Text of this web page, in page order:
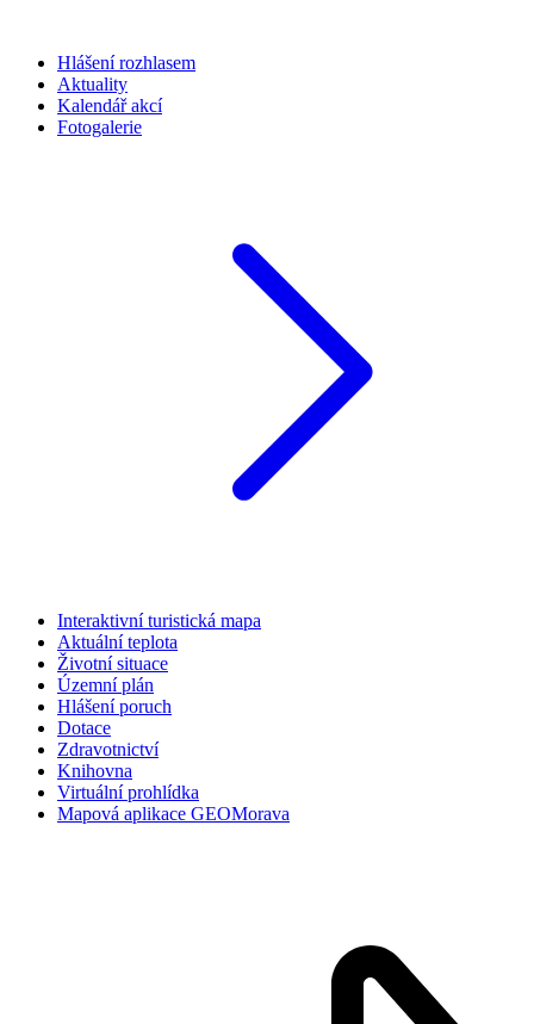
Hlášení rozhlasem
Aktuality
Kalendář akcí
Fotogalerie
Interaktivní turistická mapa
Aktuální teplota
Životní situace
Územní plán
Hlášení poruch
Dotace
Zdravotnictví
Knihovna
Virtuální prohlídka
Mapová aplikace GEOMorava